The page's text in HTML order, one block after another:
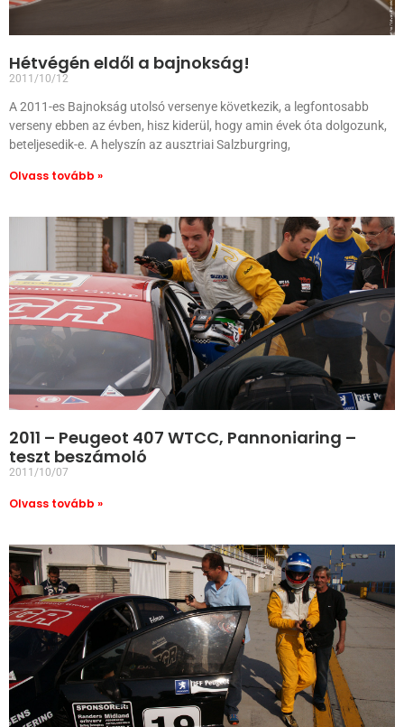
Hétvégén eldől a bajnokság!
2011/10/12
A 2011-es Bajnokság utolsó versenye következik, a legfontosabb
verseny ebben az évben, hisz kiderül, hogy amin évek óta dolgozunk,
beteljesedik-e. A helyszín az ausztriai Salzburgring,
Olvass tovább »
2011 – Peugeot 407 WTCC, Pannoniaring –
teszt beszámoló
2011/10/07
Olvass tovább »